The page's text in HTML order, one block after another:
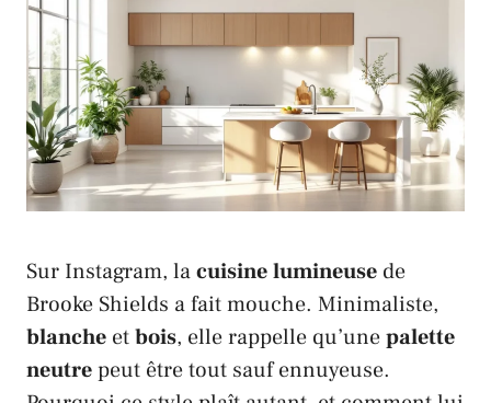
Sur Instagram, lacuisinelumineuse de
Brooke Shields a fait mouche. Minimaliste,
blanche etbois, elle rappelle qu’unepalette
neutrepeut être tout sauf ennuyeuse.